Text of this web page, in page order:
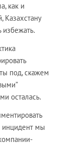
как и
Казахстану
избежать.
под, скажем
осталась.
инцидент мы